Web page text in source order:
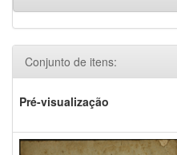
Conjunto de itens:
Pré-visualização